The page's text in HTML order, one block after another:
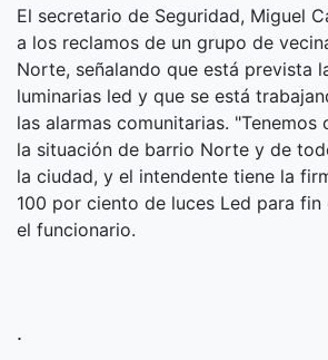
El secretario de Seguridad, Miguel
a los reclamos de un grupo de
Norte, señalando que está prevista
luminarias led y que se está
las alarmas comunitarias.
la situación de barrio Norte y de
la ciudad, y el intendente tiene la
100 por ciento de luces Led para fin
el funcionario.
.